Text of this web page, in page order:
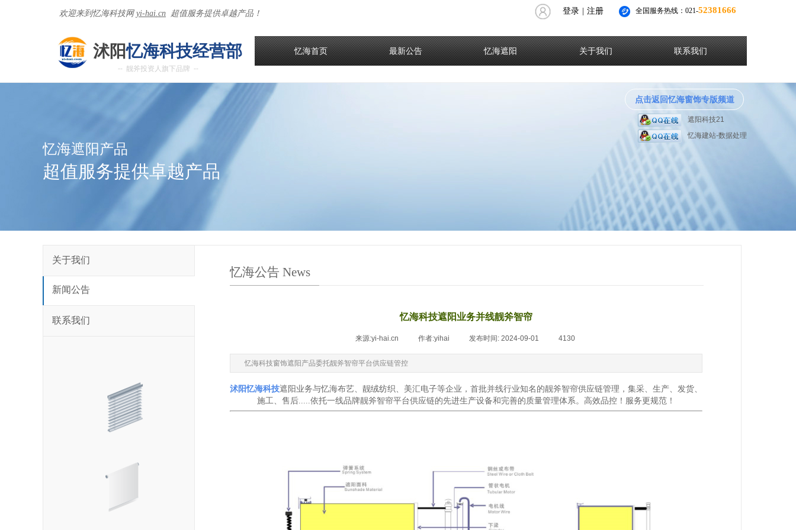
全国服务热线：021-52381666
登录 注册
欢迎来到忆海科技网 yi-hai.cn 超值服务提供卓越产品！
沭阳忆海科技经营部 忆海首页 最新公告 忆海遮阳 关于我们 联系我们
-- 靓斧投资人旗下品牌 --
忆海遮阳产品
超值服务提供卓越产品
点击返回忆海窗饰专版频道
遮阳科技21
忆海建站-数据处理
关于我们
忆海公告 News
新闻公告
忆海科技遮阳业务并线靓斧智帘
来源:yi-hai.cn 作者:yihai 发布时间: 2024-09-01 4130
忆海科技窗饰遮阳产品委托靓斧智帘平台供应链管控
沭阳忆海科技遮阳业务与忆海布艺、靓绒纺织、美汇电子等企业，首批并线行业知名的靓斧智帘供应链管理，集采、 生产、 发货、
施工、售后.....依托一线品牌靓斧智帘平台供应链的先进生产设备和完善的质量管理体系。 高效品控！服务更规范！
联系我们